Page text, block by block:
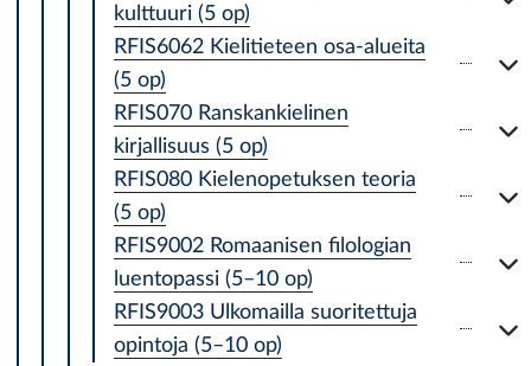
kulttuuri (5 op)
RFIS6062 Kielitieteen osa-alueita
(5 op)
RFIS070 Ranskankielinen
kirjallisuus (5 op)
RFIS080 Kielenopetuksen teoria
(5 op)
RFIS9002 Romaanisen filologian
luentopassi (5–10 op)
RFIS9003 Ulkomailla suoritettuja
opintoja (5–10 op)